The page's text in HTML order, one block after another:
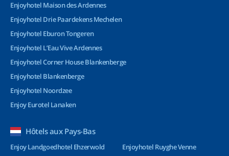
Enjoyhotel Maison des Ardennes
Enjoyhotel Drie Paardekens Mechelen
Enjoyhotel Eburon Tongeren
Enjoyhotel L’Eau Vive Ardennes
Enjoyhotel Corner House Blankenberge
Enjoyhotel Blankenberge
Enjoyhotel Noordzee
Enjoy Eurotel Lanaken
Hôtels aux Pays-Bas
Enjoy Landgoedhotel Ehzerwold
Enjoyhotel Ruyghe Venne